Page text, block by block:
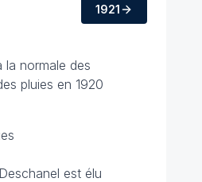
1921
la normale des
pluies en 1920
est élu